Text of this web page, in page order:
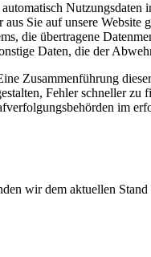
Sie auf unsere
die übertragene
Daten, die der
Zusammenführung
Fehler schneller
im
wir dem aktuellen